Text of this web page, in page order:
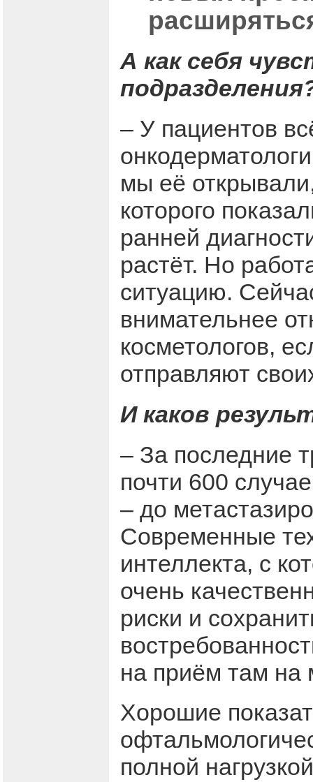
А как себя
– У пациентов
мы её
которого
ранней
растёт. Но
ситуацию.
внимательнее
косметологов,
отправляют
И каков
– За последние
почти 600
– до
Современные
интеллекта, с
очень
риски и
на приём там на
Хорошие
полной